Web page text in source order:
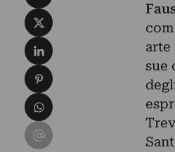
arte
sue
Condividi su X
Condividi su LinkedIn
Condividi su Pinterest
Condividi su
Condividi su Email